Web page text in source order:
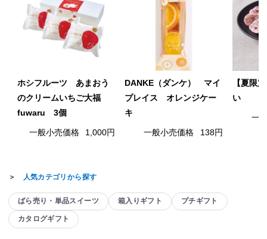
ホシフルーツ あまおう
のクリームいちご大福
fuwaru 3個
一般小売価格 1,000円
DANKE（ダンケ） マイ
プレイス オレンジケー
キ
一般小売価格 138円
【夏限
い
一
＞ 人気カテゴリから探す
ばら売り・単品スイーツ 箱入りギフト プチギフト
カタログギフト